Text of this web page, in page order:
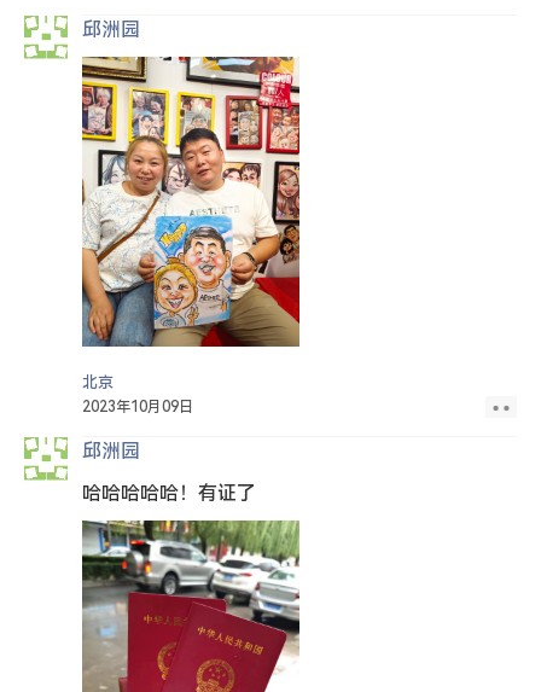
邱洲园
北京
2023年10月09日
邱洲园
哈哈哈哈哈！有证了